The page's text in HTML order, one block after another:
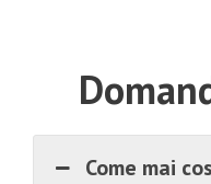
Come mai